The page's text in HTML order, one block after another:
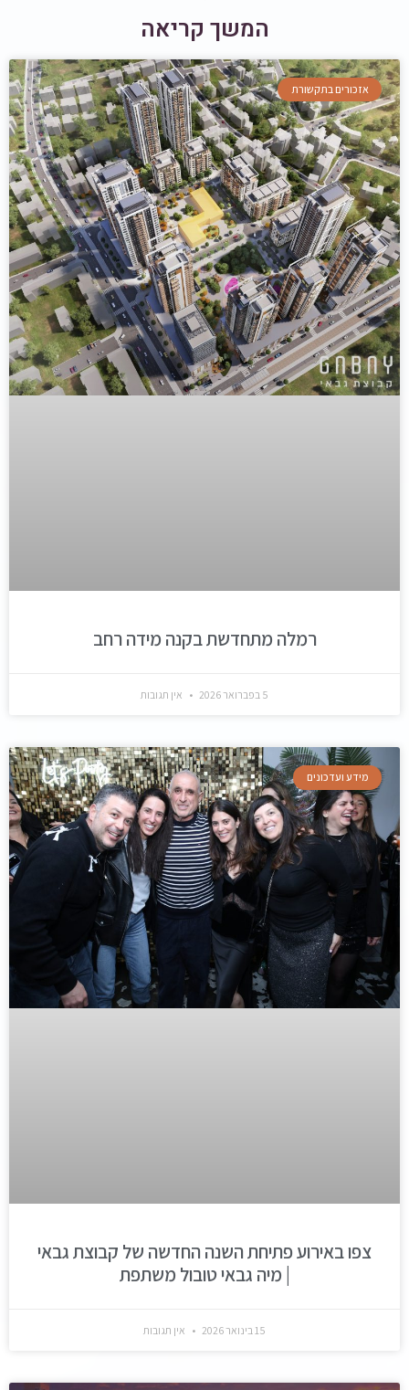
המשך קריאה
אזכורים בתקשורת
רמלה מתחדשת בקנה מידה רחב
5 בפברואר 2026 אין תגובות
מידע ועדכונים
צפו באירוע פתיחת השנה החדשה של קבוצת גבאי
| מיה גבאי טובול משתפת
15 בינואר 2026 אין תגובות